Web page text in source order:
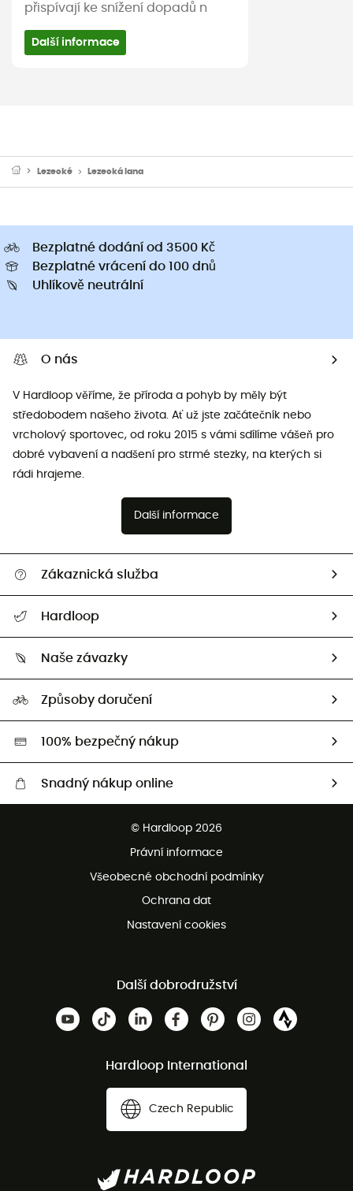
přispívají ke snížení dopadů n
Další informace
Lezecké Lezecká lana
Bezplatné dodání od 3500 Kč
Bezplatné vrácení do 100 dnů
Uhlíkově neutrální
O nás
V Hardloop věříme, že příroda a pohyb by měly být
středobodem našeho života. Ať už jste začátečník nebo
vrcholový sportovec, od roku 2015 s vámi sdílíme vášeň pro
dobré vybavení a nadšení pro strmé stezky, na kterých si
rádi hrajeme.
Další informace
Zákaznická služba
Vrácení zboží a peněz
Hardloop
Naši Ambasadoři
Naše závazky
Second hand
Způsoby doručení
100% bezpečný nákup
Snadný nákup online
Bezplatná zákaznická služba
© Hardloop 2026
Právní informace
Všeobecné obchodní podmínky
Ochrana dat
Nastavení cookies
Další dobrodružství
Hardloop International
Czech Republic